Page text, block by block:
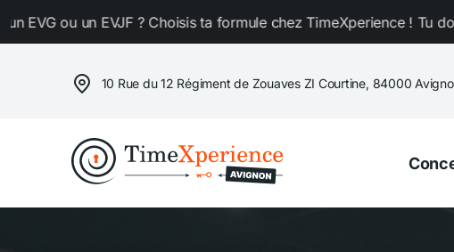
formule chez TimeXperience ! Tu dois organiser un EVG ou
10 Rue du 12 Régiment de Zouaves ZI Courtine, 84000